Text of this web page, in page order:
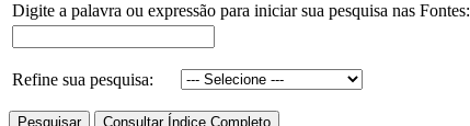
Digite a palavra ou expressão para iniciar sua pesquisa nas Fontes:
Refine sua pesquisa: